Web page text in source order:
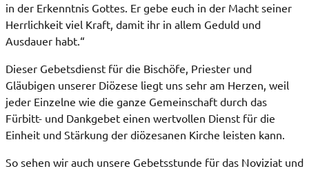
in der Erkenntnis Gottes. Er gebe euch in der Macht seiner
Herrlichkeit viel Kraft, damit ihr in allem Geduld und
Ausdauer habt.“
Dieser Gebetsdienst für die Bischöfe, Priester und
Gläubigen unserer Diözese liegt uns sehr am Herzen, weil
jeder Einzelne wie die ganze Gemeinschaft durch das
Fürbitt- und Dankgebet einen wertvollen Dienst für die
Einheit und Stärkung der diözesanen Kirche leisten kann.
So sehen wir auch unsere Gebetsstunde für das Noviziat und